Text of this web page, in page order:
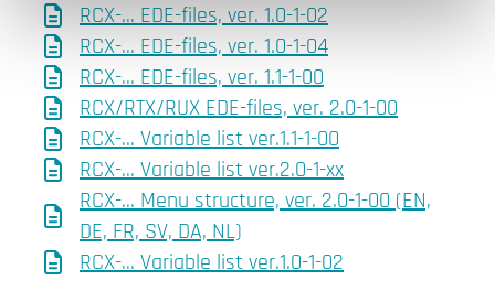
RCX-... EDE-files, ver. 1.0-1-02
RCX-... EDE-files, ver. 1.0-1-04
RCX-... EDE-files, ver. 1.1-1-00
RCX/RTX/RUX EDE-files, ver. 2.0-1-00
RCX-... Variable list ver.1.1-1-00
RCX-... Variable list ver.2.0-1-xx
RCX-... Menu structure, ver. 2.0-1-00 (EN,
DE, FR, SV, DA, NL)
RCX-... Variable list ver.1.0-1-02